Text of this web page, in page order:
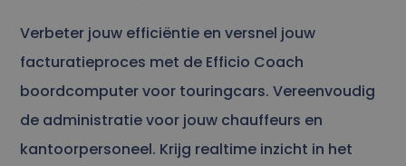
Verbeter jouw efficiëntie en versnel jouw
facturatieproces met de Efficio Coach
boordcomputer voor touringcars. Vereenvoudig
de administratie voor jouw chauffeurs en
kantoorpersoneel. Krijg realtime inzicht in het